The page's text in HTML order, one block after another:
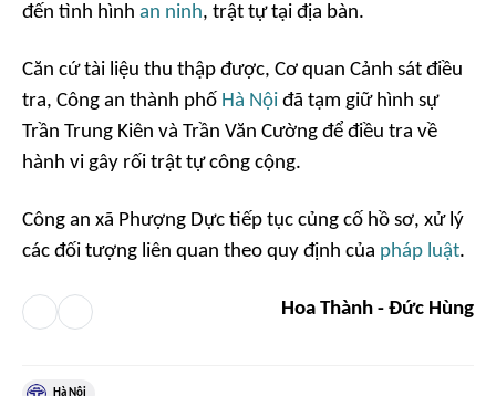
đến tình hình an ninh, trật tự tại địa bàn.
Căn cứ tài liệu thu thập được, Cơ quan Cảnh sát điều
tra, Công an thành phố Hà Nội đã tạm giữ hình sự
Trần Trung Kiên và Trần Văn Cường để điều tra về
hành vi gây rối trật tự công cộng.
Công an xã Phượng Dực tiếp tục củng cố hồ sơ, xử lý
các đối tượng liên quan theo quy định của pháp luật.
Hoa Thành - Đức Hùng
Hà Nội